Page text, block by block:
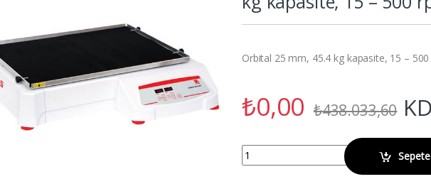
Orbital 25 mm, 45.4 kg kapasite, 15 –
₺0,00 ₺438.033,60
OHAUS SHHD4525DG Orbital 25 mm,